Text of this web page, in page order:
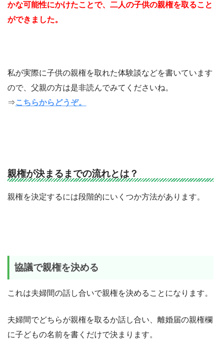
かな可能性にかけたことで、二人の子供の親権を取ること
ができました。
私が実際に子供の親権を取れた体験談などを書いています
ので、父親の方は是非読んでみてくださいね。
⇒こちらからどうぞ。
親権が決まるまでの流れとは？
親権を決定するには段階的にいくつか方法があります。
協議で親権を決める
これは夫婦間の話し合いで親権を決めることになります。
夫婦間でどちらが親権を取るか話し合い、離婚届の親権欄
に子どもの名前を書くだけで決まります。